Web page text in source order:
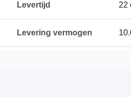
Levertijd 22
Levering vermogen